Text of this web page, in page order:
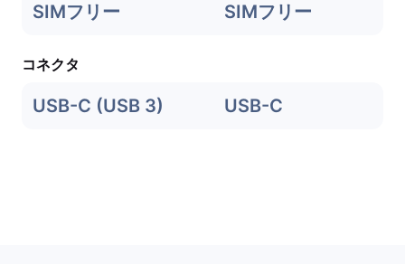
SIMフリー SIMフリー
コネクタ
USB-C (USB 3) USB-C